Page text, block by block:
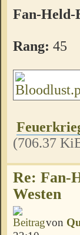
Fan-
Rang: 45
(706.37
Re: Fan-
Westen
von